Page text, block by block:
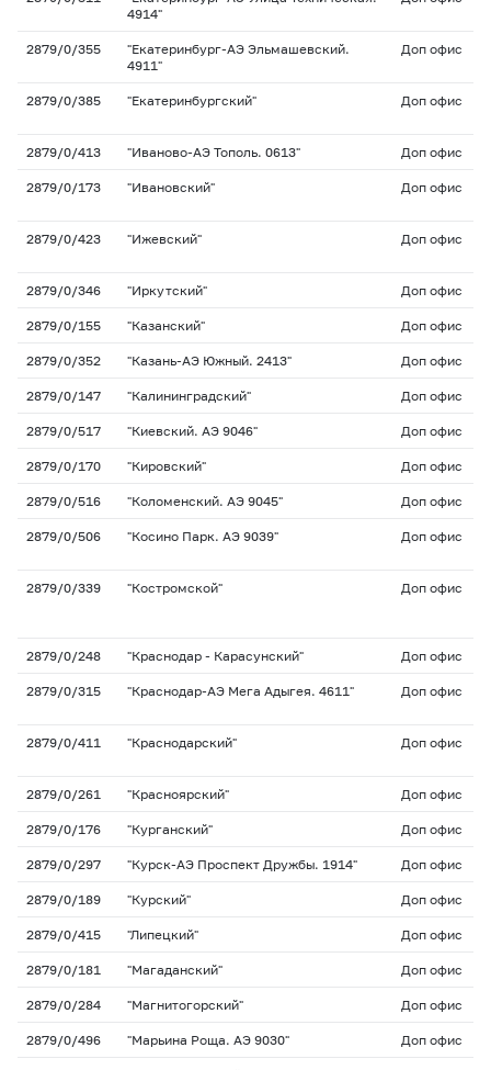
4914"
2879/0/355
"Екатеринбург-АЭ Эльмашевский.
4911"
Доп офис
2879/0/385 "Екатеринбургский" Доп офис
2879/0/413 "Иваново-АЭ Тополь. 0613" Доп офис
2879/0/173 "Ивановский" Доп офис
2879/0/423 "Ижевский" Доп офис
2879/0/346 "Иркутский" Доп офис
2879/0/155 "Казанский" Доп офис
2879/0/352 "Казань-АЭ Южный. 2413" Доп офис
2879/0/147 "Калининградский" Доп офис
2879/0/517 "Киевский. АЭ 9046" Доп офис
2879/0/170 "Кировский" Доп офис
2879/0/516 "Коломенский. АЭ 9045" Доп офис
2879/0/506 "Косино Парк. АЭ 9039" Доп офис
2879/0/339 "Костромской" Доп офис
2879/0/248 "Краснодар - Карасунский" Доп офис
2879/0/315 "Краснодар-АЭ Мега Адыгея. 4611" Доп офис
2879/0/411 "Краснодарский" Доп офис
2879/0/261 "Красноярский" Доп офис
2879/0/176 "Курганский" Доп офис
2879/0/297 "Курск-АЭ Проспект Дружбы. 1914" Доп офис
2879/0/189 "Курский" Доп офис
2879/0/415 "Липецкий" Доп офис
2879/0/181 "Магаданский" Доп офис
2879/0/284 "Магнитогорский" Доп офис
2879/0/496 "Марьина Роща. АЭ 9030" Доп офис